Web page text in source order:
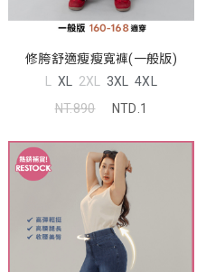
修胯舒適瘦瘦寬褲(一般版)
L XL 2XL 3XL 4XL
NT.890
NTD.1